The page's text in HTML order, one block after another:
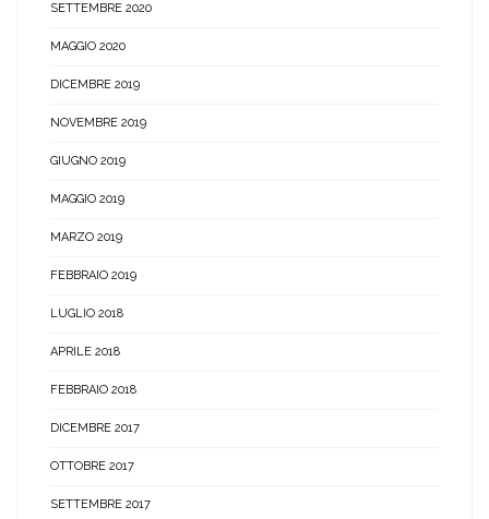
SETTEMBRE 2020
MAGGIO 2020
DICEMBRE 2019
NOVEMBRE 2019
GIUGNO 2019
MAGGIO 2019
MARZO 2019
FEBBRAIO 2019
LUGLIO 2018
APRILE 2018
FEBBRAIO 2018
DICEMBRE 2017
OTTOBRE 2017
SETTEMBRE 2017